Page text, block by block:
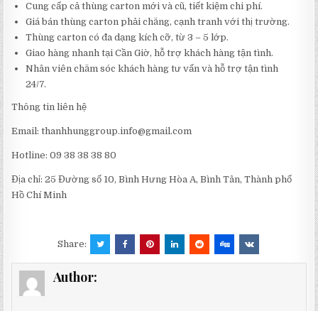
Cung cấp cả thùng carton mới và cũ, tiết kiệm chi phí.
Giá bán thùng carton phải chăng, cạnh tranh với thị trường.
Thùng carton có đa dạng kích cỡ, từ 3 – 5 lớp.
Giao hàng nhanh tại Cần Giờ, hỗ trợ khách hàng tận tình.
Nhân viên chăm sóc khách hàng tư vấn và hỗ trợ tận tình
24/7.
Thông tin liên hệ
Email:thanhhunggroup.info@gmail.com
Hotline: 09 38 38 38 80
Địa chỉ: 25 Đường số 10, Bình Hưng Hòa A, Bình Tân, Thành phố
Hồ Chí Minh
Share:
Author: